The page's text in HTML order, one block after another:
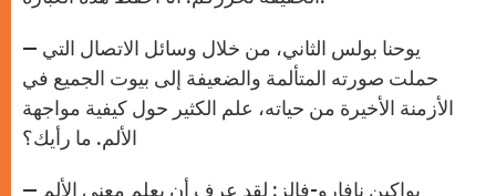
— يوحنا بولس الثاني، من خلال وسائل الاتصال التي
حملت صورته المتألمة والضعيفة إلى بيوت الجميع في
الأزمنة الأخيرة من حياته، علم الكثير حول كيفية مواجهة
الألم. ما رأيك؟
— يواكين نافارو-فالز: لقد عرف أن يعلم معنى الألم